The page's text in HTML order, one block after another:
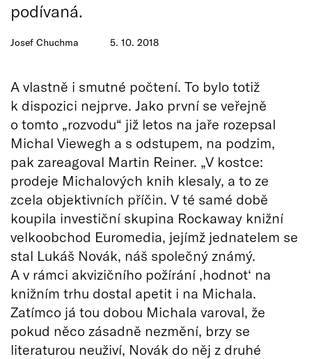
Josef Chuchma 5. 10. 2018
podívaná.
A vlastně i smutné počtení. To bylo totiž
k dispozici nejprve. Jako první se veřejně
o tomto „rozvodu“ již letos na jaře rozepsal
Michal Viewegh a s odstupem, na podzim,
pak zareagoval Martin Reiner. „V kostce:
prodeje Michalových knih klesaly, a to ze
zcela objektivních příčin. V té samé době
koupila investiční skupina Rockaway knižní
velkoobchod Euromedia, jejímž jednatelem se
stal Lukáš Novák, náš společný známý.
A v rámci akvizičního požírání ‚hodnot‘ na
knižním trhu dostal apetit i na Michala.
Zatímco já tou dobou Michala varoval, že
pokud něco zásadně nezmění, brzy se
literaturou neuživí, Novák do něj z druhé